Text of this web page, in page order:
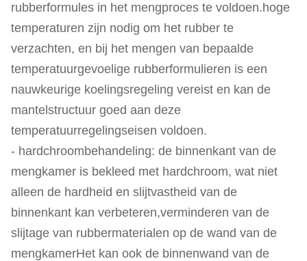
rubberformules in het mengproces te voldoen.hoge
temperaturen zijn nodig om het rubber te
verzachten, en bij het mengen van bepaalde
temperatuurgevoelige rubberformulieren is een
nauwkeurige koelingsregeling vereist en kan de
mantelstructuur goed aan deze
temperatuurregelingseisen voldoen.
- hardchroombehandeling: de binnenkant van de
mengkamer is bekleed met hardchroom, wat niet
alleen de hardheid en slijtvastheid van de
binnenkant kan verbeteren,verminderen van de
slijtage van rubbermaterialen op de wand van de
mengkamerHet kan ook de binnenwand van de